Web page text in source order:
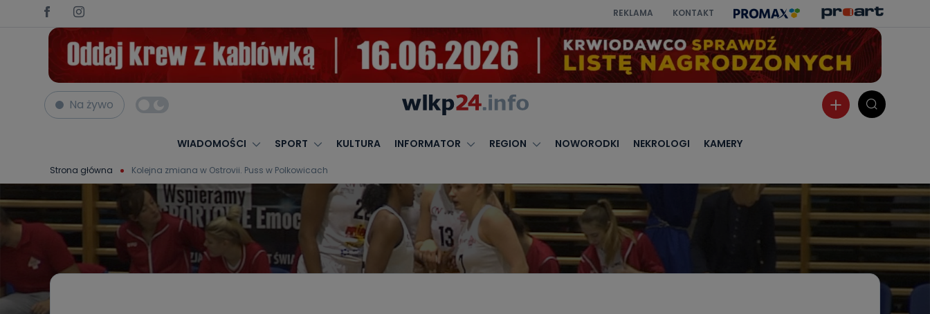
REKLAMA KONTAKT
Na żywo
WIADOMOŚCI SPORT KULTURA INFORMATOR REGION NOWORODKI NEKROLOGI KAMERY
Strona główna Kolejna zmiana w Ostrovii. Puss w Polkowicach